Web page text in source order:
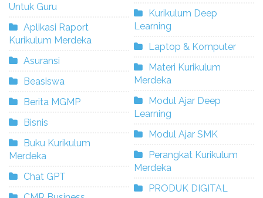
Untuk Guru
Aplikasi Raport
Kurikulum Merdeka
Asuransi
Beasiswa
Berita MGMP
Bisnis
Buku Kurikulum
Merdeka
Chat GPT
Kurikulum Deep
Learning
Laptop & Komputer
Materi Kurikulum
Merdeka
Modul Ajar Deep
Learning
Modul Ajar SMK
Perangkat Kurikulum
Merdeka
PRODUK DIGITAL